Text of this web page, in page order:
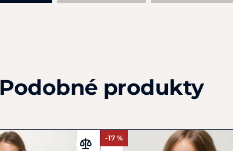
Podobné produkty
-17 %